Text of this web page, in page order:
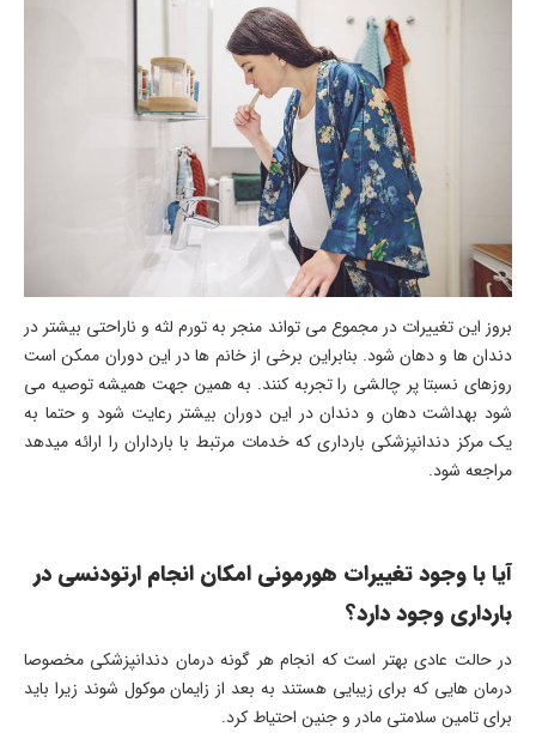
بروز این تغییرات در مجموع می تواند منجر به تورم لثه و ناراحتی بیشتر در
دندان ها و دهان شود. بنابراین برخی از خانم ها در این دوران ممکن است
روزهای نسبتا پر چالشی را تجربه کنند. به همین جهت همیشه توصیه می
شود بهداشت دهان و دندان در این دوران بیشتر رعایت شود و حتما به
یک مرکز دندانپزشکی بارداری که خدمات مرتبط با بارداران را ارائه میدهد
مراجعه شود.
آیا با وجود تغییرات هورمونی امکان انجام ارتودنسی در
بارداری وجود دارد؟
در حالت عادی بهتر است که انجام هر گونه درمان دندانپزشکی مخصوصا
درمان هایی که برای زیبایی هستند به بعد از زایمان موکول شوند زیرا باید
برای تامین سلامتی مادر و جنین احتیاط کرد.